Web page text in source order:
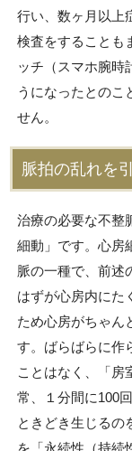
行い、数ヶ月以上
検査をすることも
ッチ（スマホ腕時
うになったとのこ
せん。
脈拍の乱れを
治療の必要な不整
細動」です。心房
脈の一種で、前述
はずが心房内にた
ため心房がちゃん
す。ばらばらに作
ことはなく、「房
常、１分間に100
ときどき生じるの
を「永続性（持続